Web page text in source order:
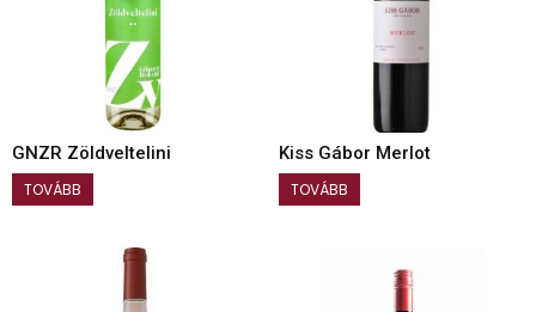
GNZR Zöldveltelini
TOVÁBB
Kiss Gábor Merlot
TOVÁBB